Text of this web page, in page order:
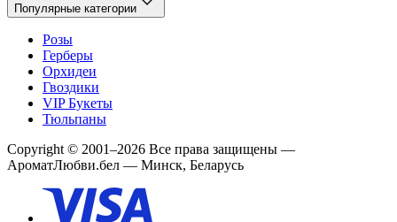
Популярные категории
Розы
Герберы
Орхидеи
Гвоздики
VIP Букеты
Тюльпаны
Copyright © 2001–2026 Все права защищены —
АроматЛюбви.бел — Минск, Беларусь